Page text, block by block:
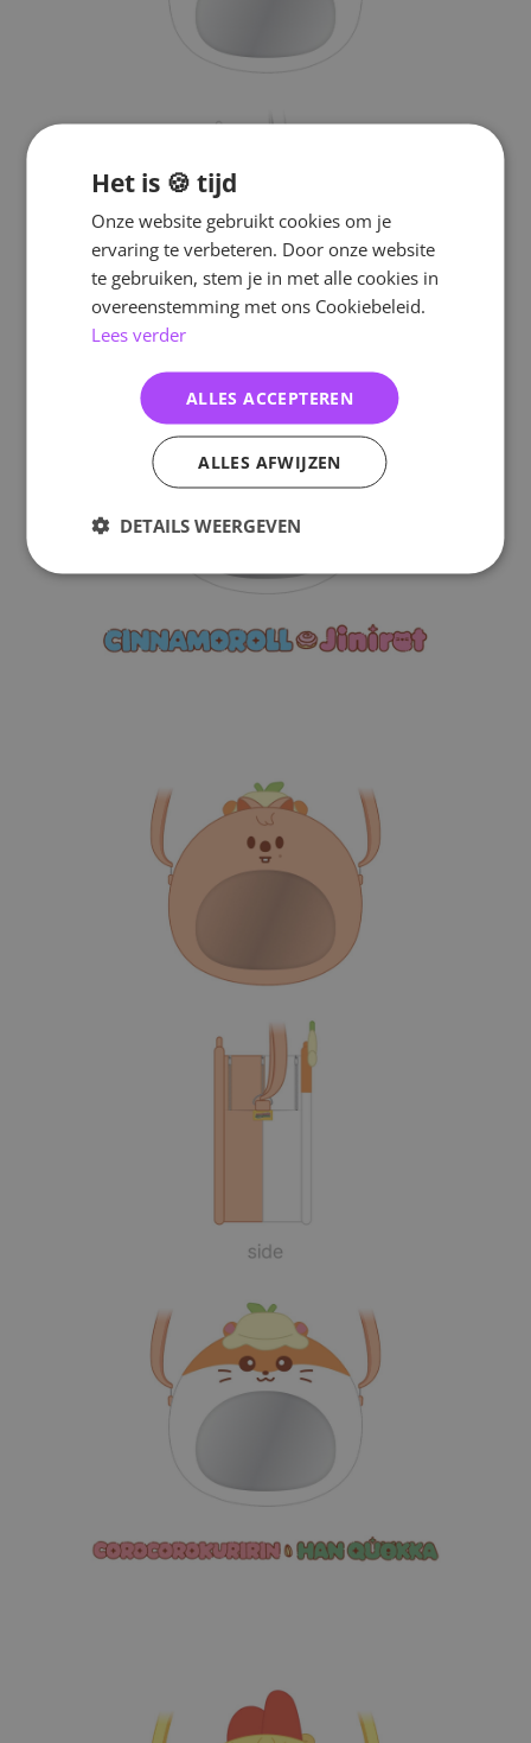
Het is 🍪 tijd
Onze website gebruikt cookies om je
ervaring te verbeteren. Door onze website
te gebruiken, stem je in met alle cookies in
overeenstemming met ons Cookiebeleid.
Lees verder
ALLES ACCEPTEREN
ALLES AFWIJZEN
DETAILS WEERGEVEN